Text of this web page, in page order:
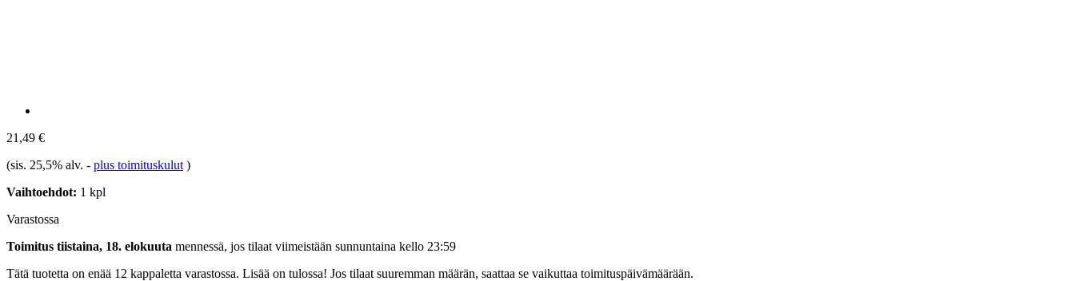
21,49 €
(sis. 25,5% alv. - plus toimituskulut )
Vaihtoehdot: 1 kpl
Varastossa
Toimitus tiistaina, 18. elokuuta mennessä, jos tilaat viimeistään sunnuntaina kello 23:59
Tätä tuotetta on enää 12 kappaletta varastossa. Lisää on tulossa! Jos tilaat suuremman määrän, saattaa se vaikuttaa toimituspäivämäärään.